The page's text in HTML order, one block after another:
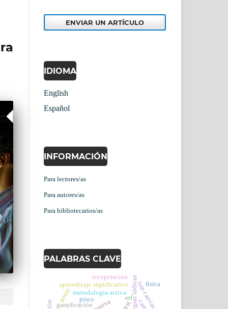
ENVIAR UN ARTÍCULO
IDIOMA
English
Español
INFORMACIÓN
Para lectores/as
Para autores/as
Para bibliotecarios/as
PALABRAS CLAVE
metodología activa
aprendizaje significativo
gamificación lms canvas
recuperación
pisco
física
armar etf